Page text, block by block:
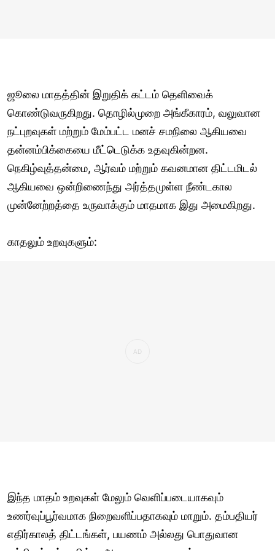
ஜூலை மாதத்தின் இறுதிக் கட்டம் தெளிவைக்
கொண்டுவருகிறது. தொழில்முறை அங்கீகாரம், வலுவான
நட்புறவுகள் மற்றும் மேம்பட்ட மனச் சமநிலை ஆகியவை
தன்னம்பிக்கையை மீட்டெடுக்க உதவுகின்றன.
நெகிழ்வுத்தன்மை, ஆர்வம் மற்றும் கவனமான திட்டமிடல்
ஆகியவை ஒன்றிணைந்து அர்த்தமுள்ள நீண்டகால
முன்னேற்றத்தை உருவாக்கும் மாதமாக இது அமைகிறது.
காதலும் உறவுகளும்:
இந்த மாதம் உறவுகள் மேலும் வெளிப்படையாகவும்
உணர்வுப்பூர்வமாக நிறைவளிப்பதாகவும் மாறும். தம்பதியர்
எதிர்காலத் திட்டங்கள், பயணம் அல்லது பொதுவான